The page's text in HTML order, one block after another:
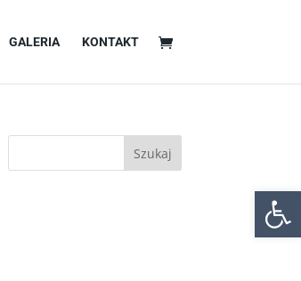
GALERIA KONTAKT